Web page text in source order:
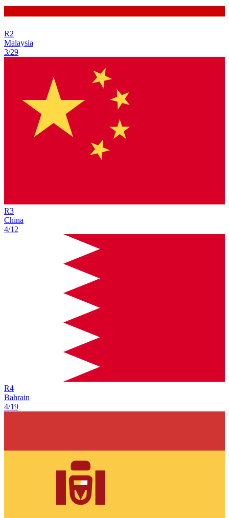
R2
Malaysia
3/29
R3
China
4/12
R4
Bahrain
4/19